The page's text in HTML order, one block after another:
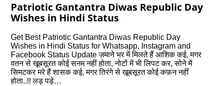
Patriotic Gantantra Diwas Republic Day
Wishes in Hindi Status
Get Best Patriotic Gantantra Diwas Republic Day
Wishes in Hindi Status for Whatsapp, Instagram and
Facebook Status Update ज़माने भर में मिलते हैं आशिक कई, मगर
वतन से खूबसूरत कोई सनम नहीं होता, नोटों में भी लिपट कर, सोने में
सिमटकर मरे हैं शासक कई, मगर तिरंगे से खूबसूरत कोई कफ़न नहीं
होता..!! लड़ पड़े…